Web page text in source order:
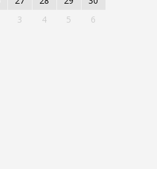
3 4 5 6